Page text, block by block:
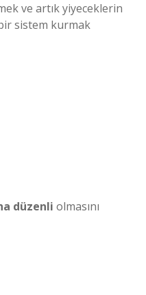
ve artık yiyeceklerin
sistem kurmak
düzenli olmasını